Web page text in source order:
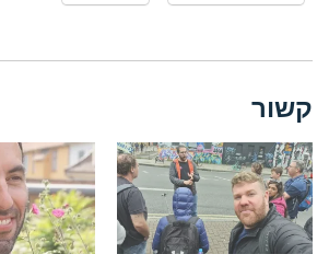
קשור